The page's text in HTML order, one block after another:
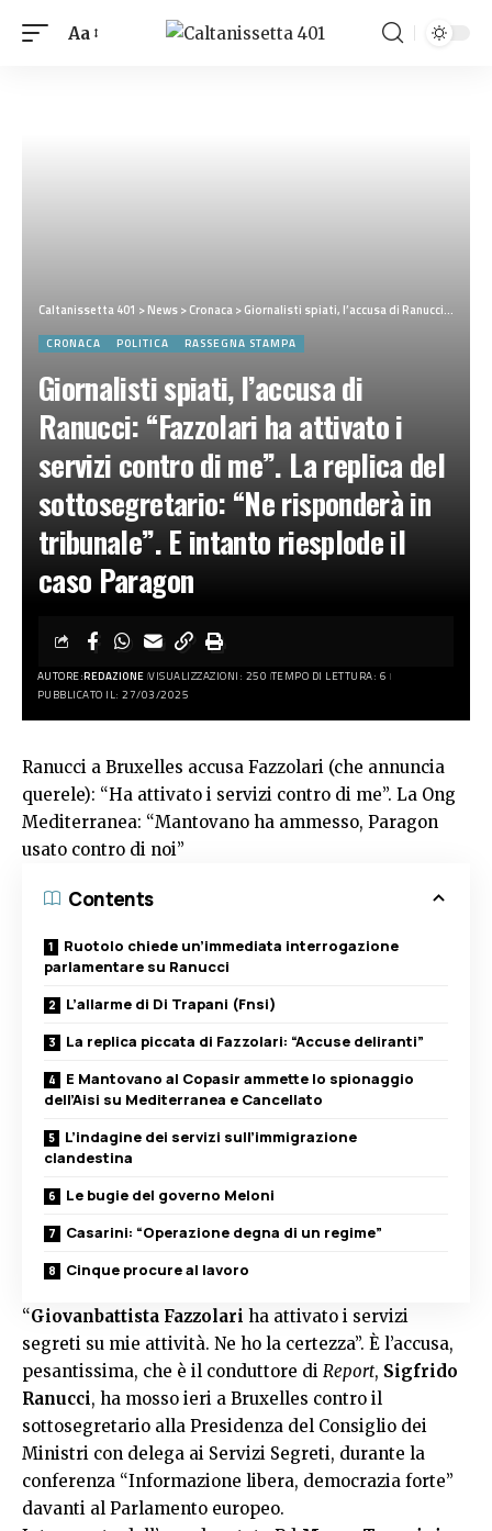
Aa
Caltanissetta 401 >News>Cronaca>Giornalisti spiati, l’accusa di Ranucci: “Fazzolari ha attivato i servizi contro di me”. La replica del sottosegretario: “Ne risponderà in tribunale”. E intanto riesplode il caso Paragon
CRONACA POLITICA RASSEGNA STAMPA
Giornalisti spiati, l’accusa di
Ranucci: “Fazzolari ha attivato i
servizi contro di me”. La replica del
sottosegretario: “Ne risponderà in
tribunale”. E intanto riesplode il
caso Paragon
AUTORE:REDAZIONE VISUALIZZAZIONI: 250 TEMPO DI LETTURA: 6
PUBBLICATO IL: 27/03/2025
Ranucci a Bruxelles accusa Fazzolari (che annuncia
querele): “Ha attivato i servizi contro di me”. La Ong
Mediterranea: “Mantovano ha ammesso, Paragon
usato contro di noi”
Contents
Ruotolo chiede un’immediata interrogazione
parlamentare su Ranucci
L’allarme di Di Trapani (Fnsi)
La replica piccata di Fazzolari: “Accuse deliranti”
E Mantovano al Copasir ammette lo spionaggio
dell’Aisi su Mediterranea e Cancellato
L’indagine dei servizi sull’immigrazione
clandestina
Le bugie del governo Meloni
Casarini: “Operazione degna di un regime”
Cinque procure al lavoro
“Giovanbattista Fazzolari ha attivato i servizi
segreti su mie attività. Ne ho la certezza”. È l’accusa,
pesantissima, che è il conduttore di Report, Sigfrido
Ranucci, ha mosso ieri a Bruxelles contro il
sottosegretario alla Presidenza del Consiglio dei
Ministri con delega ai Servizi Segreti, durante la
conferenza “Informazione libera, democrazia forte”
davanti al Parlamento europeo.